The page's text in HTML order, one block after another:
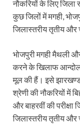
नौकरियों के लिए जिला
कुछ जिलों में मगही,
जिलास्तरीय तृतीय और
भोजपुरी मगही मैथली
करने के खिलाफ
मूल की हैं। इसे
श्रेणी की नौकरियों में
और बाहरवीं की
जिलास्तरीय तृतीय और